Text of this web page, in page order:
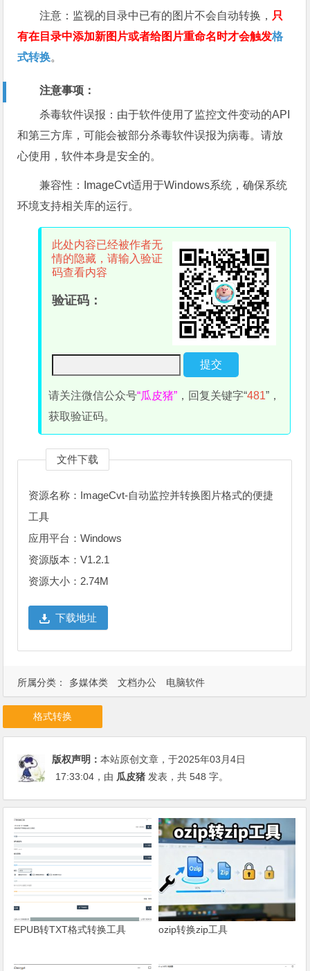
注意：监视的目录中已有的图片不会自动转换， 只
有在目录中添加新图片或者给图片重命名时才会触发格
式转换。
注意事项：
杀毒软件误报：由于软件使用了监控文件变动的API
和第三方库，可能会被部分杀毒软件误报为病毒。请放
心使用，软件本身是安全的。
兼容性：ImageCvt适用于Windows系统，确保系统
环境支持相关库的运行。
此处内容已经被作者无
情的隐藏，请输入验证
码查看内容
验证码：
请关注微信公众号“瓜皮猪” ，回复关键字“481”，
获取验证码。
文件下载
资源名称：ImageCvt-自动监控并转换图片格式的便捷
工具
应用平台：Windows
资源版本：V1.2.1
资源大小：2.74M
下载地址
所属分类： 多媒体类 文档办公 电脑软件
格式转换
版权声明：本站原创文章，于2025年03月4日
17:33:04 ，由 瓜皮猪 发表，共 548 字。
EPUB转TXT格式转换工具 ozip转换zip工具